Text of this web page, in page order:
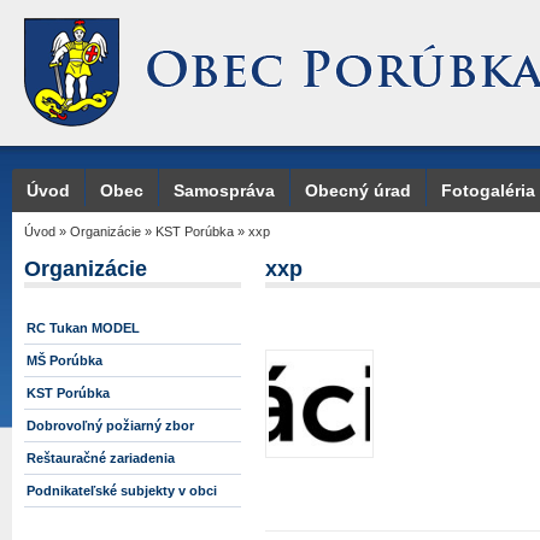
Úvod Obec Samospráva Obecný úrad Fotogaléria
Úvod » Organizácie » KST Porúbka » xxp
Organizácie
RC Tukan MODEL
MŠ Porúbka
KST Porúbka
Dobrovoľný požiarný zbor
Reštauračné zariadenia
Podnikateľské subjekty v obci
xxp